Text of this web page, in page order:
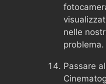
nelle
problema.
Passare